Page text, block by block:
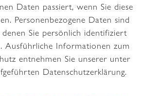
Daten passiert, wenn Sie diese
Personenbezogene Daten sind
Sie persönlich identifiziert
Ausführliche Informationen zum
entnehmen Sie unserer unter
Datenschutzerklärung.